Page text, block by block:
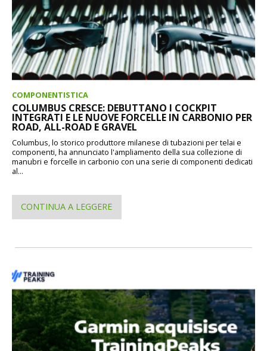
COMPONENTISTICA
COLUMBUS CRESCE: DEBUTTANO I COCKPIT
INTEGRATI E LE NUOVE FORCELLE IN CARBONIO PER
ROAD, ALL-ROAD E GRAVEL
Columbus, lo storico produttore milanese di tubazioni per telai e
componenti, ha annunciato l'ampliamento della sua collezione di
manubri e forcelle in carbonio con una serie di componenti dedicati
al...
CONTINUA A LEGGERE